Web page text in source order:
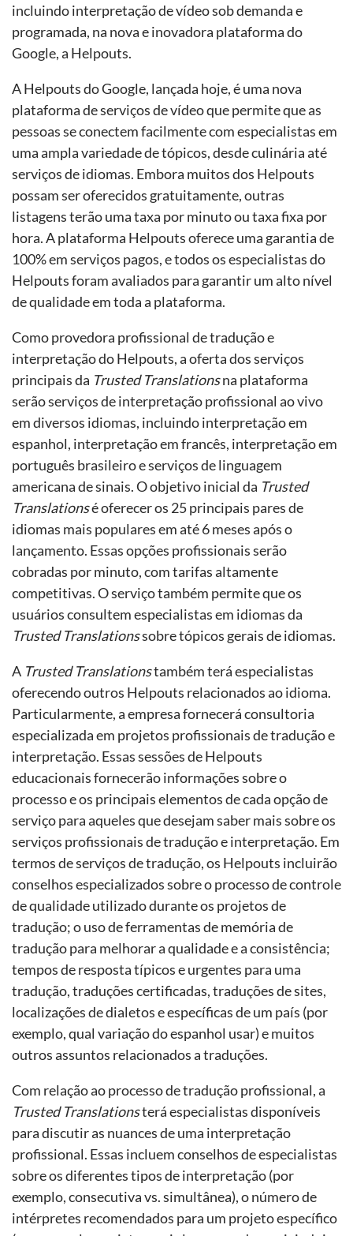
incluindo interpretação de vídeo sob demanda e
programada, na nova e inovadora plataforma do
Google, a Helpouts.
A Helpouts do Google, lançada hoje, é uma nova
plataforma de serviços de vídeo que permite que as
pessoas se conectem facilmente com especialistas em
uma ampla variedade de tópicos, desde culinária até
serviços de idiomas. Embora muitos dos Helpouts
possam ser oferecidos gratuitamente, outras
listagens terão uma taxa por minuto ou taxa fixa por
hora. A plataforma Helpouts oferece uma garantia de
100% em serviços pagos, e todos os especialistas do
Helpouts foram avaliados para garantir um alto nível
de qualidade em toda a plataforma.
Como provedora profissional de tradução e
interpretação do Helpouts, a oferta dos serviços
principais da Trusted Translationsna plataforma
serão serviços de interpretação profissional ao vivo
em diversos idiomas, incluindo interpretação em
espanhol, interpretação em francês, interpretação em
português brasileiro e serviços de linguagem
americana de sinais. O objetivo inicial da Trusted
Translationsé oferecer os 25 principais pares de
idiomas mais populares em até 6 meses após o
lançamento. Essas opções profissionais serão
cobradas por minuto, com tarifas altamente
competitivas. O serviço também permite que os
usuários consultem especialistas em idiomas da
Trusted Translationssobre tópicos gerais de idiomas.
A Trusted Translationstambém terá especialistas
oferecendo outros Helpouts relacionados ao idioma.
Particularmente, a empresa fornecerá consultoria
especializada em projetos profissionais de tradução e
interpretação. Essas sessões de Helpouts
educacionais fornecerão informações sobre o
processo e os principais elementos de cada opção de
serviço para aqueles que desejam saber mais sobre os
serviços profissionais de tradução e interpretação. Em
termos de serviços de tradução, os Helpouts incluirão
conselhos especializados sobre o processo de controle
de qualidade utilizado durante os projetos de
tradução; o uso de ferramentas de memória de
tradução para melhorar a qualidade e a consistência;
tempos de resposta típicos e urgentes para uma
tradução, traduções certificadas, traduções de sites,
localizações de dialetos e específicas de um país (por
exemplo, qual variação do espanhol usar) e muitos
outros assuntos relacionados a traduções.
Com relação ao processo de tradução profissional, a
Trusted Translationsterá especialistas disponíveis
para discutir as nuances de uma interpretação
profissional. Essas incluem conselhos de especialistas
sobre os diferentes tipos de interpretação (por
exemplo, consecutiva vs. simultânea), o número de
intérpretes recomendados para um projeto específico